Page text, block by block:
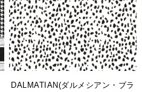
DALMATIAN(ダルメシアン・ブラ